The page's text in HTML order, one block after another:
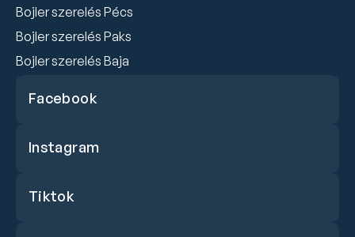
Bojler szerelés Pécs
Bojler szerelés Paks
Bojler szerelés Baja
Facebook
Instagram
Tiktok